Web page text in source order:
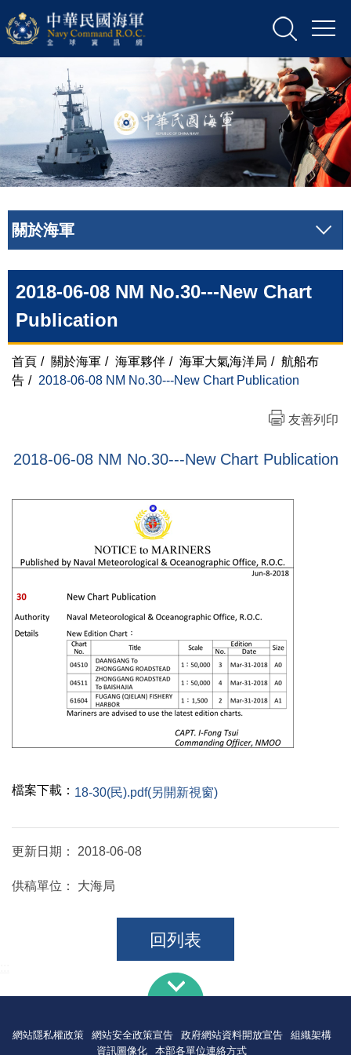
關於海軍
2018-06-08 NM No.30---New Chart
Publication
首頁 / 關於海軍 / 海軍夥伴 / 海軍大氣海洋局 / 航船布
告 / 2018-06-08 NM No.30---New Chart Publication
友善列印
2018-06-08 NM No.30---New Chart Publication
檔案下載： 18-30(民).pdf(另開新視窗)
更新日期： 2018-06-08
供稿單位： 大海局
回列表
網站隱私權政策 網站安全政策宣告 政府網站資料開放宣告
組織架構
資訊圖像化
本部各單位連絡方式